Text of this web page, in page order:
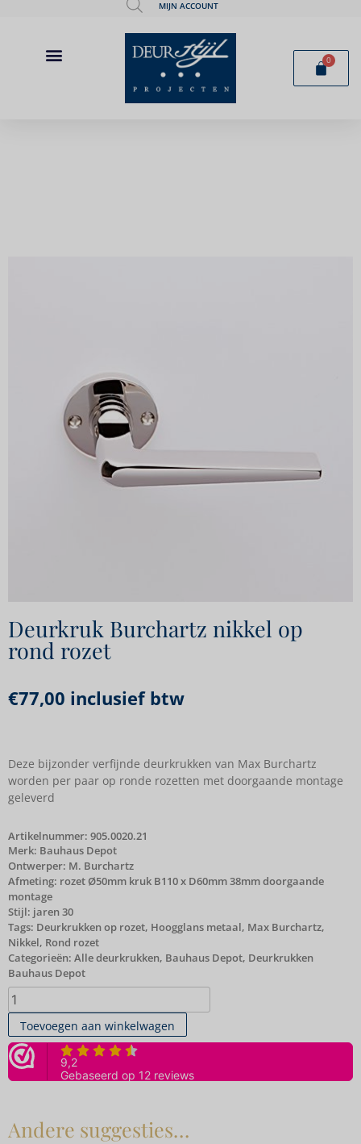
MIJN ACCOUNT
0
Deurkruk Burchartz nikkel op
rond rozet
€77,00 inclusief btw
Deze bijzonder verfijnde deurkrukken van Max Burchartz
worden per paar op ronde rozetten met doorgaande montage
geleverd
Artikelnummer: 905.0020.21
Merk: Bauhaus Depot
Ontwerper: M. Burchartz
Afmeting: rozet Ø50mm kruk B110 x D60mm 38mm doorgaande
montage
Stijl: jaren 30
Tags: Deurkrukken op rozet, Hoogglans metaal, Max Burchartz,
Nikkel, Rond rozet
Categorieën: Alle deurkrukken, Bauhaus Depot, Deurkrukken
Bauhaus Depot
Toevoegen aan winkelwagen
Andere suggesties…